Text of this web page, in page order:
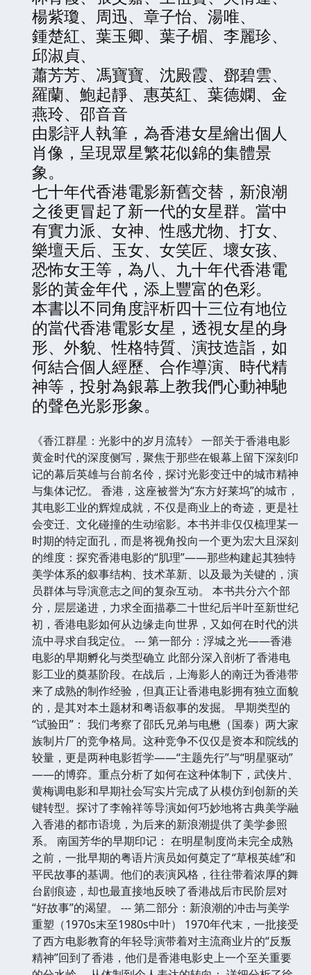
楊紫瓊、周迅、章子怡、湯唯、
鍾楚紅、葉玉卿、葉子楣、李麗珍、
邱淑貞、
蕭芳芳、馮寶寶、沈殿霞、鄧碧雲、
羅蘭、鮑起靜、惠英紅、葉德嫻、金
燕玲、邵音音
由影評人執筆，為香港女星繪出個人
肖像，呈現眾星繁花似錦的集體景
象。
七十年代香港電影新舊交替，新浪潮
之後更冒起了新一代的女星群。當中
有實力派、女神、性感尤物、打女、
樂壇天后、玉女、女笑匠、壞女孩、
恐怖女王等，為八、九十年代香港電
影的黃金年代，添上豐富的色彩。
本書以不同角度評析四十三位有地位
的當代香港電影女星，透視女星的身
形、外貌、性格特質、演技造詣，如
何結合個人經歷、合作導演、時代精
神等，投射為銀幕上教我們心動神馳
的聲色光影形象。
《香江群星：光影中的岁月流转》 一部关于香港电影
黄金时代的深度侧写，聚焦于那些在银幕上留下深刻印
记的幕后英雄与台前名伶，探讨光影变迁中的城市精神
与集体记忆。 香港，这座被誉为“东方好莱坞”的城市，
其电影工业的辉煌成就，不仅是商业上的奇迹，更是社
会变迁、文化碰撞的生动缩影。本书并非仅仅梳理某一
时期的特定面孔，而是将视角投向一个更为宏大且深刻
的维度：探究香港电影的“肌理”——那些构建起其独特
美学体系的叙事结构、技术革新、以及最为关键的，演
员群体与导演意志之间的复杂互动。 本书共分六个部
分，层层递进，力求全面描摹二十世纪后半叶至新世纪
初，香港电影如何从边缘走向世界，又如何在时代的洪
流中寻求自我定位。 --- 第一部分：浮城之光——香港
电影的早期孵化与类型确立 此部分深入剖析了香港电
影工业的奠基阶段。在战后，上海影人的南迁为香港带
来了成熟的制作经验，但真正让香港电影拥有独立面貌
的，是其对本土题材和粤语叙事的发掘。 早期类型的
“试验田”： 我们考察了邵氏兄弟与电懋（国泰）两大家
族制片厂的竞争格局。这种竞争不仅仅是资本和院线的
较量，更是两种电影哲学——“主题先行”与“明星驱动”
——的博弈。重点分析了如何在这种体制下，武侠片、
黄梅调电影和早期社会写实片完成了从模仿到创新的关
键转型。探讨了李翰祥等导演如何巧妙地将古典美学融
入香港的都市语境，为后来的新浪潮提供了美学参照
系。 南国芳华的早期印记： 在明星制度尚未完全成熟
之前，一批早期的粤语片演员如何奠定了“草根英雄”和
平民故事的基调。他们的表演风格，往往带着浓厚的舞
台剧痕迹，却也最直接地反映了香港战后市民阶层对
“好故事”的渴望。 --- 第二部分：新浪潮的冲击与美学
重塑（1970s末至1980s中叶） 1970年代末，一批接受
了西方电影教育的年轻导演带着对主流商业片的“反叛
精神”回到了香港，他们是香港电影史上一个至关重要